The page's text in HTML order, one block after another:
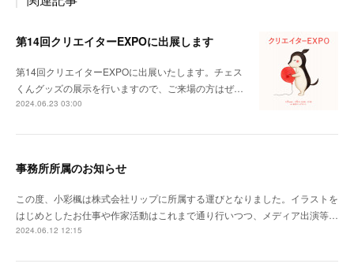
第14回クリエイターEXPOに出展します
第14回クリエイターEXPOに出展いたします。チェス
くんグッズの展示を行いますので、ご来場の方はぜ…
2024.06.23 03:00
事務所所属のお知らせ
この度、小彩楓は株式会社リップに所属する運びとなりました。イラストを
はじめとしたお仕事や作家活動はこれまで通り行いつつ、メディア出演等…
2024.06.12 12:15